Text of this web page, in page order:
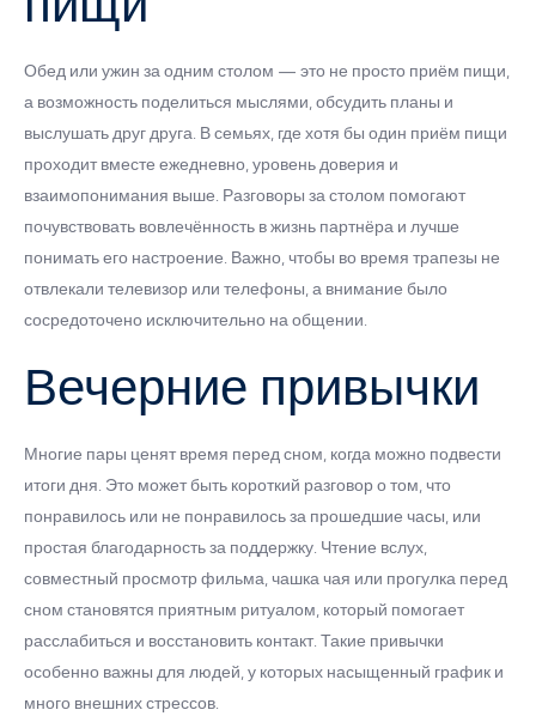
Обед или ужин за одним столом — это не просто приём пищи,
а возможность поделиться мыслями, обсудить планы и
выслушать друг друга. В семьях, где хотя бы один приём пищи
проходит вместе ежедневно, уровень доверия и
взаимопонимания выше. Разговоры за столом помогают
почувствовать вовлечённость в жизнь партнёра и лучше
понимать его настроение. Важно, чтобы во время трапезы не
отвлекали телевизор или телефоны, а внимание было
сосредоточено исключительно на общении.
Вечерние привычки
Многие пары ценят время перед сном, когда можно подвести
итоги дня. Это может быть короткий разговор о том, что
понравилось или не понравилось за прошедшие часы, или
простая благодарность за поддержку. Чтение вслух,
совместный просмотр фильма, чашка чая или прогулка перед
сном становятся приятным ритуалом, который помогает
расслабиться и восстановить контакт. Такие привычки
особенно важны для людей, у которых насыщенный график и
много внешних стрессов.